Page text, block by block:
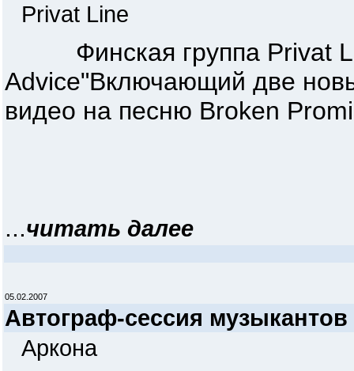
Privat Line
Финская группа Privat
Advice"Включающий две
видео на песню Broken
...читать далее
05.02.2007
Автограф-сессия
Аркона